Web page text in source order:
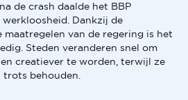
de crash daalde het BBP
Dankzij de
maatregelen van de regering is het
Steden veranderen snel om
creatiever te worden, terwijl ze
behouden.